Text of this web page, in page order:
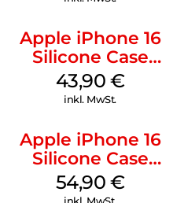
Apple iPhone 16
Silicone Case
MagSafe Plum
43,90 €
inkl. MwSt.
Apple iPhone 16
Silicone Case
MagSafe Black
54,90 €
inkl. MwSt.